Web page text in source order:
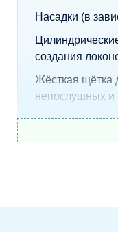
Насадки (в
создания
Жёсткая
непослушных и
Мягкая щётка
гладкости и